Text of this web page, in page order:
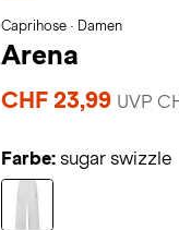
Caprihose · Damen
Arena
CHF 23,99 UVP
Farbe: sugar swizzle